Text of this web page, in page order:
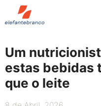
Saltar
para
Um
estas bebidas
que o leite